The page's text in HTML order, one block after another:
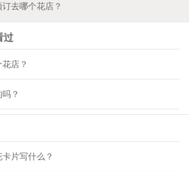
去哪个花店？
过
店？
？
片写什么？